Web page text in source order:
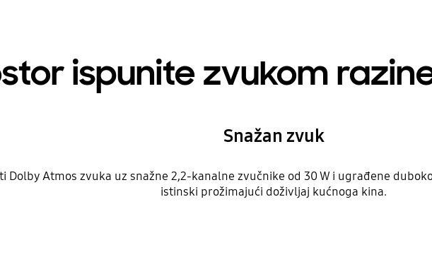
ispunite zvukom
Snažan zvuk
Dolby Atmos zvuka uz snažne 2,2-kanalne zvučnike od 30 W i ugrađene
istinski prožimajući doživljaj kućnoga kina.